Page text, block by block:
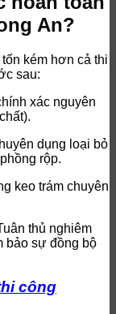
An?
kém hơn cả thi
sau:
xác nguyên
dụng loại bỏ
rộp.
keo trám chuyên
thủ nghiêm
bảo sự đồng bộ
công